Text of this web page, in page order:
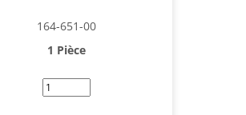
164-651-00
1 Pièce